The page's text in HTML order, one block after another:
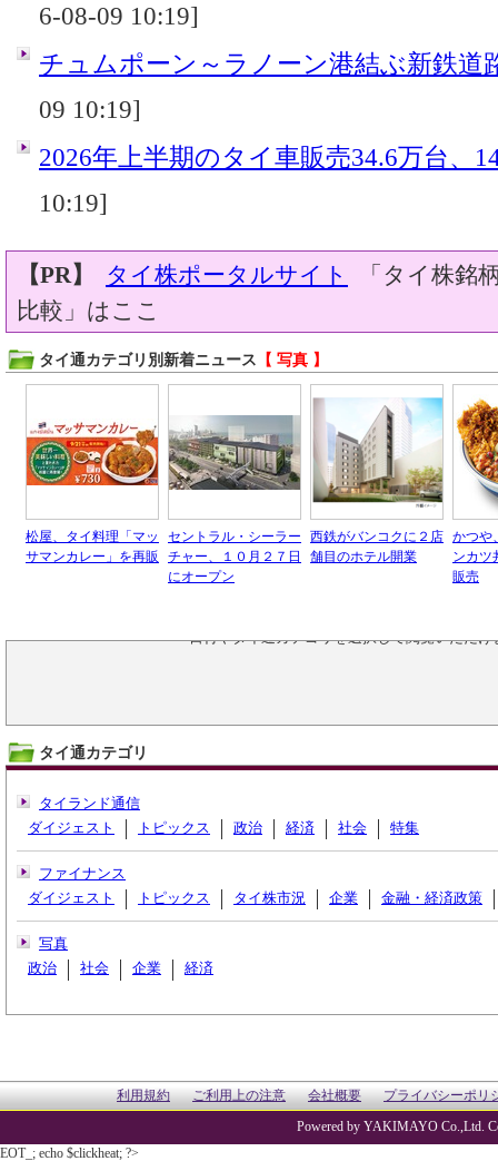
6-08-09 10:19]
チュムポーン～ラノーン港結ぶ新鉄道
09 10:19]
2026年上半期のタイ車販売34.6万台、
10:19]
【PR】 タイ株ポータルサイト
「タイ株銘
比較」はここ
タイ通カテゴリ別新着ニュース 【 写真 】
松屋、タイ料理「マッ
サマンカレー」を再販
セントラル・シーラー
チャー、１０月２７日
にオープン
西鉄がバンコクに２店
舗目のホテル開業
かつや
ンカツ
販売
日付やタイ通カテゴリを選択して閲覧いただけ
タイ通カテゴリ
タイランド通信
ダイジェスト
トピックス 政治 経済 社会 特集
ファイナンス
ダイジェスト
トピックス タイ株市況 企業 金融・経済政策
写真
政治
社会 企業 経済
利用規約 ご利用上の注意 会社概要 プライバシーポリ
Powered by YAKIMAYO Co.,Ltd.
EOT_; echo $clickheat; ?>